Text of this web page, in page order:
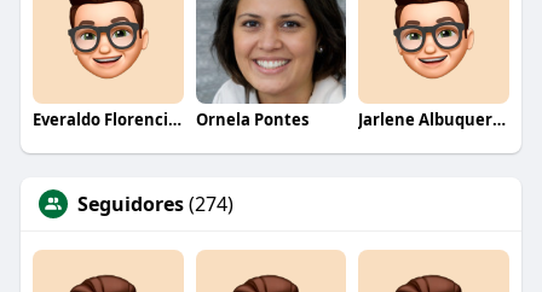
Everaldo Florencio De Melo Ornela Pontes Jarlene Albuquerque
Seguidores(274)